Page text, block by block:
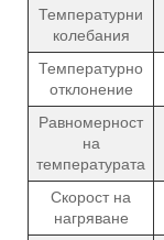
Температурни
колебания
Температурно
отклонение
Равномерност
на
температурата
Скорост на
нагряване